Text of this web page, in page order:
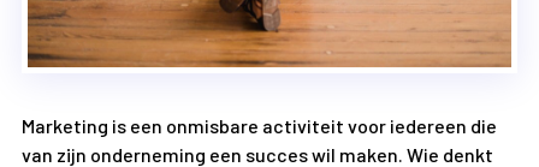
Marketing is een onmisbare activiteit voor iedereen die
van zijn onderneming een succes wil maken. Wie denkt